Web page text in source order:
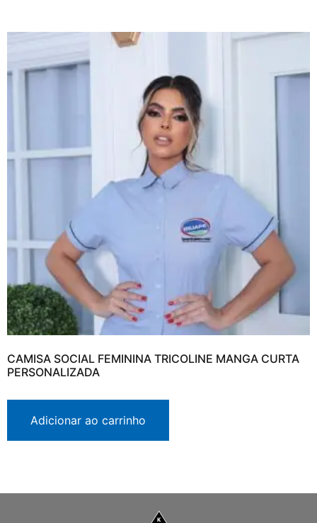
CAMISA SOCIAL FEMININA TRICOLINE MANGA CURTA
PERSONALIZADA
Adicionar ao carrinho